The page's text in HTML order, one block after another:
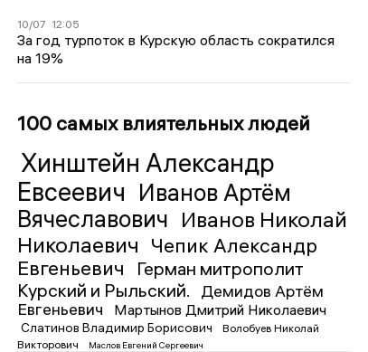
10/07 12:05
За год турпоток в Курскую область сократился
на 19%
100 самых влиятельных людей
Хинштейн Александр
Евсеевич Иванов Артём
Вячеславович Иванов Николай
Николаевич Чепик Александр
Евгеньевич
Герман митрополит
Курский и Рыльский.
Демидов Артём
Евгеньевич
Мартынов Дмитрий Николаевич
Слатинов Владимир Борисович
Волобуев Николай
Викторович
Маслов Евгений Сергеевич